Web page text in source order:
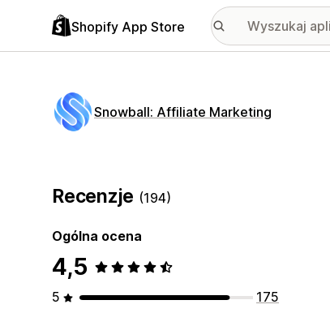
Shopify App Store
Snowball: Affiliate Marketing
Recenzje (194)
Ogólna ocena
4,5
5
175